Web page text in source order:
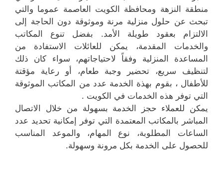
منطقة النزهة ومحافظة الكويت العاصمة عموما والتي
تبحث عن حلول منزلية مرنة وموثوقة دون الحاجة إلى
الالتزام بعقود طويلة الأمد. بفضل تنوع المكاتب
والخدمات المقدمة، يمكن للعائلات الاستفادة من
المساعدة المنزلية وفقاً لاحتياجاتهم، سواء كان ذلك
لتنظيف سريع، تحضير وجبة طعام، أو رعاية مؤقتة
للأطفال ، بقوم بهذة الخدمة عدد من المكاتب الموثوقة
التي توفر هذه الخدمات في الكويت .
يمكن للعملاء حجز الخدمة بسهولة من خلال الاتصال
المباشر بالمكاتب المعتمدة التي توفر إمكانية تحديد عدد
الساعات المطلوبة، نوع المهام، والموعد المناسب
للحصول على الخدمة بكل مرونة وسهولة.